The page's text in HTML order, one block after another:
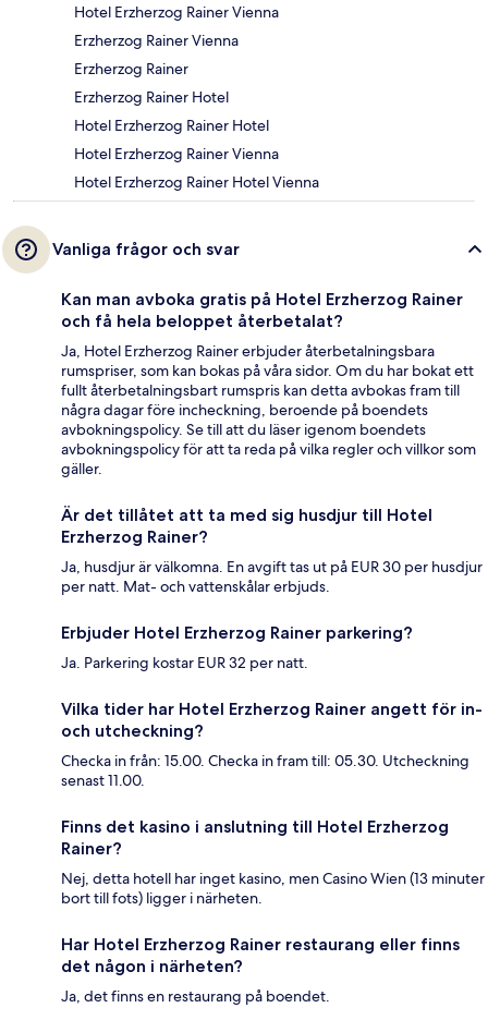
Hotel Erzherzog Rainer Vienna
Erzherzog Rainer Vienna
Erzherzog Rainer
Erzherzog Rainer Hotel
Hotel Erzherzog Rainer Hotel
Hotel Erzherzog Rainer Vienna
Hotel Erzherzog Rainer Hotel Vienna
Vanliga frågor och svar
Kan man avboka gratis på Hotel Erzherzog Rainer
och få hela beloppet återbetalat?
Ja, Hotel Erzherzog Rainer erbjuder återbetalningsbara
rumspriser, som kan bokas på våra sidor. Om du har bokat ett
fullt återbetalningsbart rumspris kan detta avbokas fram till
några dagar före incheckning, beroende på boendets
avbokningspolicy. Se till att du läser igenom boendets
avbokningspolicy för att ta reda på vilka regler och villkor som
gäller.
Är det tillåtet att ta med sig husdjur till Hotel
Erzherzog Rainer?
Ja, husdjur är välkomna. En avgift tas ut på EUR 30 per husdjur
per natt. Mat- och vattenskålar erbjuds.
Erbjuder Hotel Erzherzog Rainer parkering?
Ja. Parkering kostar EUR 32 per natt.
Vilka tider har Hotel Erzherzog Rainer angett för in-
och utcheckning?
Checka in från: 15.00. Checka in fram till: 05.30. Utcheckning
senast 11.00.
Finns det kasino i anslutning till Hotel Erzherzog
Rainer?
Nej, detta hotell har inget kasino, men Casino Wien (13 minuter
bort till fots) ligger i närheten.
Har Hotel Erzherzog Rainer restaurang eller finns
det någon i närheten?
Ja, det finns en restaurang på boendet.